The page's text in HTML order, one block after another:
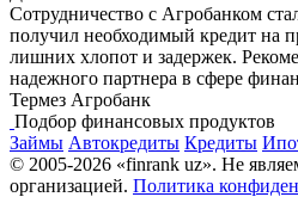
Сотрудничество с Агробанком
получил необходимый кредит на
лишних хлопот и задержек.
надежного партнера в сфере
Термез Агробанк
Подбор финансовых продуктов
Займы Автокредиты Кредиты
© 2005-2026 «finrank uz». Не
организацией. Политика